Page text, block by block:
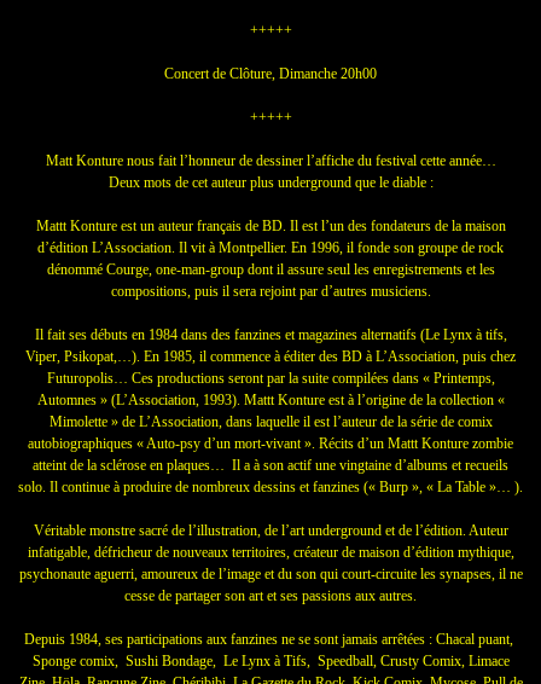
+++++
Concert de Clôture, Dimanche 20h00
+++++
Matt Konture nous fait l’honneur de dessiner l’affiche du festival cette année…
Deux mots de cet auteur plus underground que le diable :
Mattt Konture est un auteur français de BD. Il est l’un des fondateurs de la maison
d’édition L’Association. Il vit à Montpellier. En 1996, il fonde son groupe de rock
dénommé Courge, one-man-group dont il assure seul les enregistrements et les
compositions, puis il sera rejoint par d’autres musiciens.
Il fait ses débuts en 1984 dans des fanzines et magazines alternatifs (Le Lynx à tifs,
Viper, Psikopat,…). En 1985, il commence à éditer des BD à L’Association, puis chez
Futuropolis… Ces productions seront par la suite compilées dans « Printemps,
Automnes » (L’Association, 1993). Mattt Konture est à l’origine de la collection «
Mimolette » de L’Association, dans laquelle il est l’auteur de la série de comix
autobiographiques « Auto-psy d’un mort-vivant ». Récits d’un Mattt Konture zombie
atteint de la sclérose en plaques… Il a à son actif une vingtaine d’albums et recueils
solo. Il continue à produire de nombreux dessins et fanzines (« Burp », « La Table »… ).
Véritable monstre sacré de l’illustration, de l’art underground et de l’édition. Auteur
infatigable, défricheur de nouveaux territoires, créateur de maison d’édition mythique,
psychonaute aguerri, amoureux de l’image et du son qui court-circuite les synapses, il ne
cesse de partager son art et ses passions aux autres.
Depuis 1984, ses participations aux fanzines ne se sont jamais arrêtées : Chacal puant,
Sponge comix, Sushi Bondage, Le Lynx à Tifs, Speedball, Crusty Comix, Limace